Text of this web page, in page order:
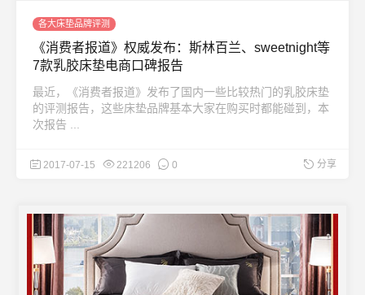
各大床垫品牌评测
《消费者报道》权威发布：斯林百兰、sweetnight等
7款乳胶床垫电商口碑报告
最近，《消费者报道》发布了国内一些比较热门的乳胶床垫
的评测报告，这些床垫品牌基本大家在购买时都能碰到，本
次报告 ...
2017-07-15 221206 0 分享